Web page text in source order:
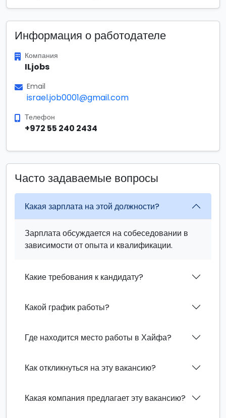
Информация о работодателе
Компания
ILjobs
Email
israel.job0001@gmail.com
Телефон
+972 55 240 2434
Часто задаваемые вопросы
Какая зарплата на этой должности?
Зарплата обсуждается на собеседовании в
зависимости от опыта и квалификации.
Какие требования к кандидату?
Какой график работы?
Где находится место работы в Хайфа?
Как откликнуться на эту вакансию?
Какая компания предлагает эту вакансию?